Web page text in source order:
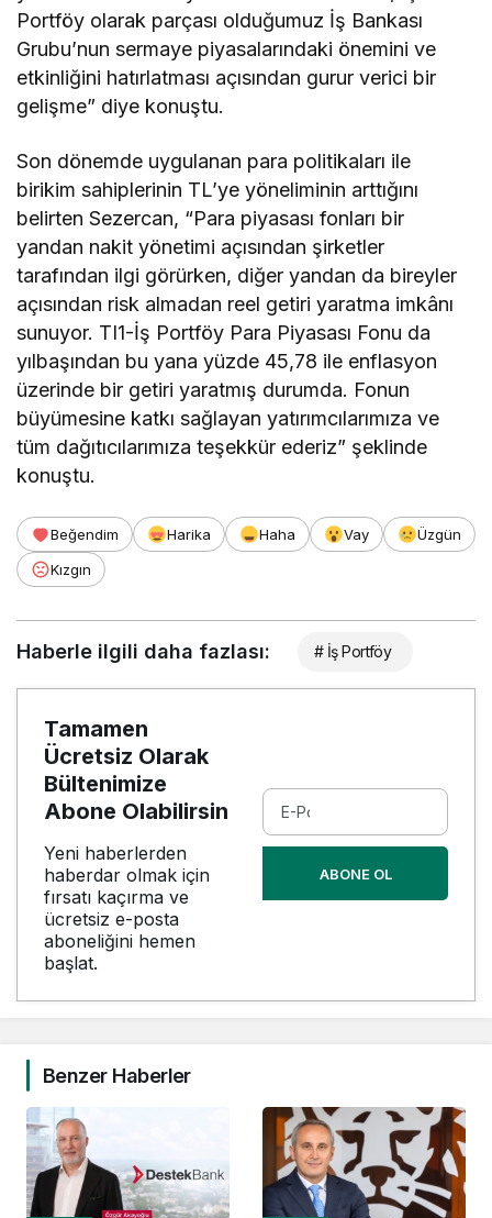
Portföy olarak parçası olduğumuz İş Bankası
Grubu’nun sermaye piyasalarındaki önemini ve
etkinliğini hatırlatması açısından gurur verici bir
gelişme” diye konuştu.
Son dönemde uygulanan para politikaları ile
birikim sahiplerinin TL’ye yöneliminin arttığını
belirten Sezercan, “Para piyasası fonları bir
yandan nakit yönetimi açısından şirketler
tarafından ilgi görürken, diğer yandan da bireyler
açısından risk almadan reel getiri yaratma imkânı
sunuyor. TI1-İş Portföy Para Piyasası Fonu da
yılbaşından bu yana yüzde 45,78 ile enflasyon
üzerinde bir getiri yaratmış durumda. Fonun
büyümesine katkı sağlayan yatırımcılarımıza ve
tüm dağıtıcılarımıza teşekkür ederiz” şeklinde
konuştu.
Beğendim Harika Haha Vay
Üzgün
Kızgın
Haberle ilgili daha fazlası: # İş Portföy
Tamamen
Ücretsiz Olarak
Bültenimize
Abone Olabilirsin
Yeni haberlerden
haberdar olmak için
fırsatı kaçırma ve
ücretsiz e-posta
aboneliğini hemen
başlat.
ABONE OL
Benzer Haberler